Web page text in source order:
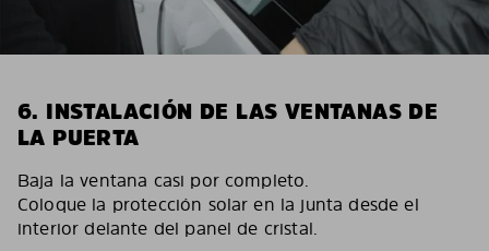
6. INSTALACIÓN DE LAS VENTANAS DE
LA PUERTA
Baja la ventana casi por completo.
Coloque la protección solar en la junta desde el
interior delante del panel de cristal.